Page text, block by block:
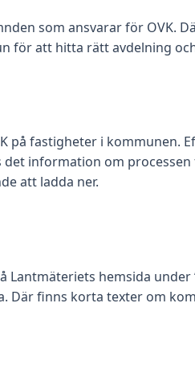
som ansvarar för OVK.
för att hitta rätt avdelning
på fastigheter i kommunen.
information om
att ladda ner.
hemsida under
Där finns korta texter om